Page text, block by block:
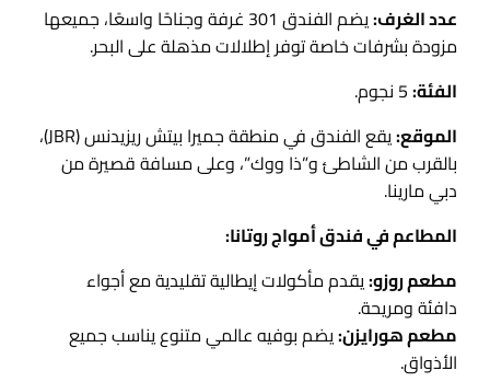
عدد الغرف:
يضم الفندق 301 غرفة وجناحًا واسعًا، جميعها
مزودة بشرفات خاصة توفر إطلالات مذهلة على البحر.
الفئة:
الموقع:
يقع الفندق في منطقة جميرا بيتش ريزيدنس (JBR)،
بالقرب من الشاطئ و”ذا ووك”، وعلى مسافة قصيرة من
دبي مارينا.
المطاعم في فندق أمواج روتانا:
مطعم روزو:يقدم مأكولات إيطالية تقليدية مع أجواء
دافئة ومريحة.
مطعم هورايزن:يضم بوفيه عالمي متنوع يناسب جميع
الأذواق.